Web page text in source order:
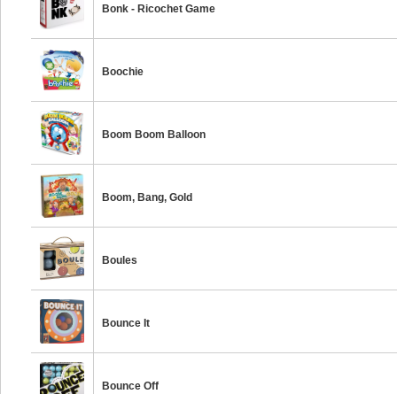
Bonk - Ricochet Game
Boochie
Boom Boom Balloon
Boom, Bang, Gold
Boules
Bounce It
Bounce Off